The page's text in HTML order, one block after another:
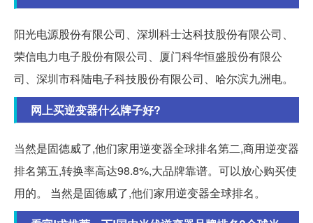
阳光电源股份有限公司、深圳科士达科技股份有限公司、
荣信电力电子股份有限公司、厦门科华恒盛股份有限公
司、深圳市科陆电子科技股份有限公司、哈尔滨九洲电。
网上买逆变器什么牌子好?
当然是固德威了,他们家用逆变器全球排名第二,商用逆变器
排名第五,转换率高达98.8%,大品牌靠谱。可以放心购买使
用的。 当然是固德威了,他们家用逆变器全球排名。